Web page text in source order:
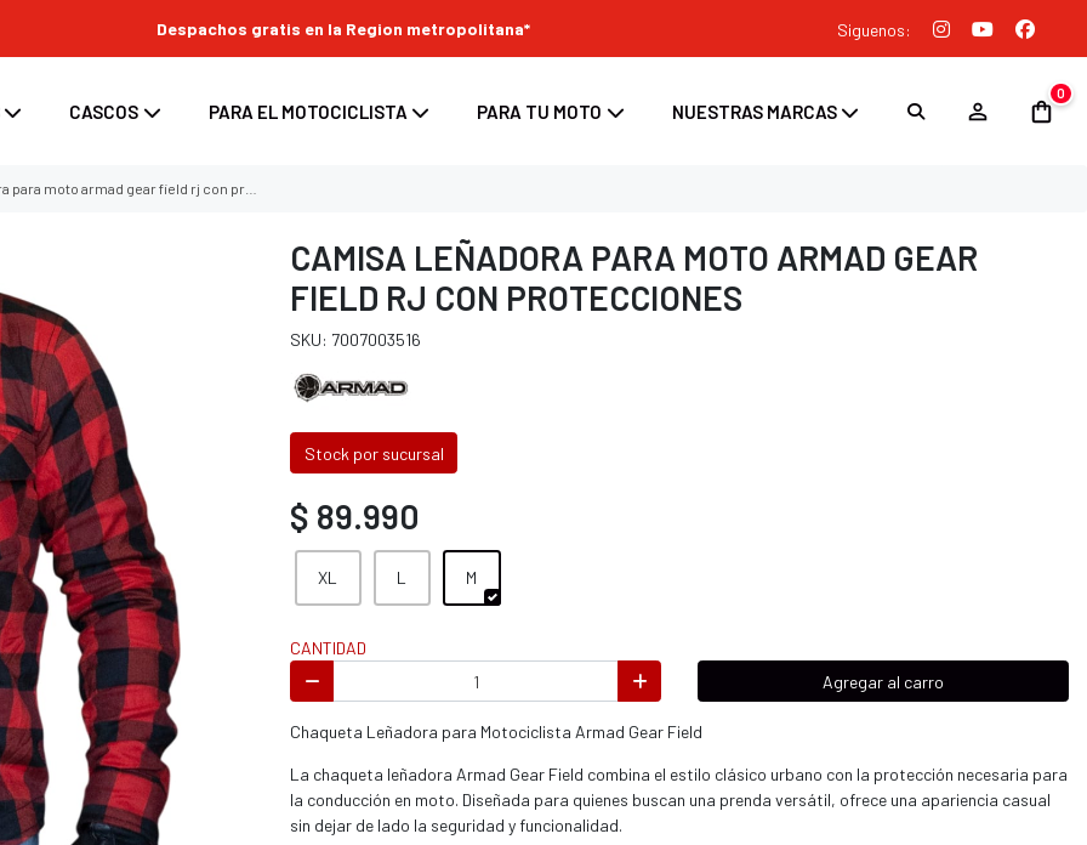
Despachos gratis en la Region metropolitana* Siguenos:
CASCOS
casco
PARA EL MOTOCICLISTA
/ enduro
/ enduro
/ enduro
PARA TU MOTO
moto
para moto
Bolsos y Alforjas para moto
/ enduro / ATV
NUESTRAS MARCAS
0
moto armad gear field rj con protecciones
CAMISA LEÑADORA PARA MOTO ARMAD GEAR
FIELD RJ CON PROTECCIONES
SKU: 7007003516
Stock por sucursal
$ 89.990
XL L M
CANTIDAD
Agregar al carro
Chaqueta Leñadora para Motociclista Armad Gear Field
La chaqueta leñadora Armad Gear Field combina el estilo clásico urbano con la protección necesaria para
la conducción en moto. Diseñada para quienes buscan una prenda versátil, ofrece una apariencia casual
sin dejar de lado la seguridad y funcionalidad.